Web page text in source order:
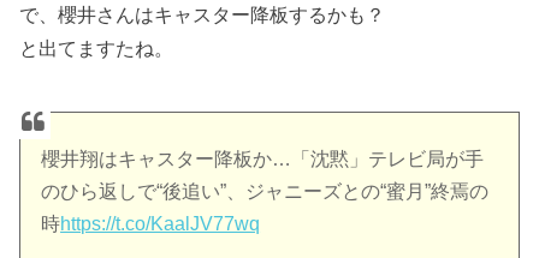
で、櫻井さんはキャスター降板するかも？
と出てますたね。
櫻井翔はキャスター降板か…「沈黙」テレビ局が手
のひら返しで“後追い”、ジャニーズとの“蜜月”終焉の
時https://t.co/KaalJV77wq